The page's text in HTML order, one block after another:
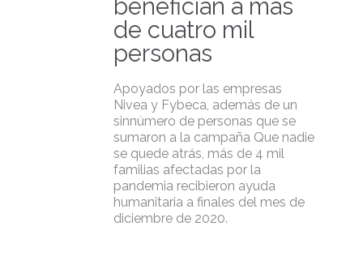
benefician a mas
de cuatro mil
personas
Apoyados por las empresas
Nivea y Fybeca, además de un
sinnúmero de personas que se
sumaron a la campaña Que nadie
se quede atrás, más de 4 mil
familias afectadas por la
pandemia recibieron ayuda
humanitaria a finales del mes de
diciembre de 2020.